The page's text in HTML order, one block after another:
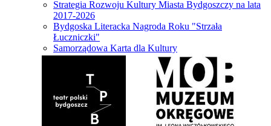
Strategia Rozwoju Kultury Miasta Bydgoszczy na lata
2017-2026
Bydgoska Literacka Nagroda Roku "Strzała
Łuczniczki"
Samorządowa Karta dla Kultury